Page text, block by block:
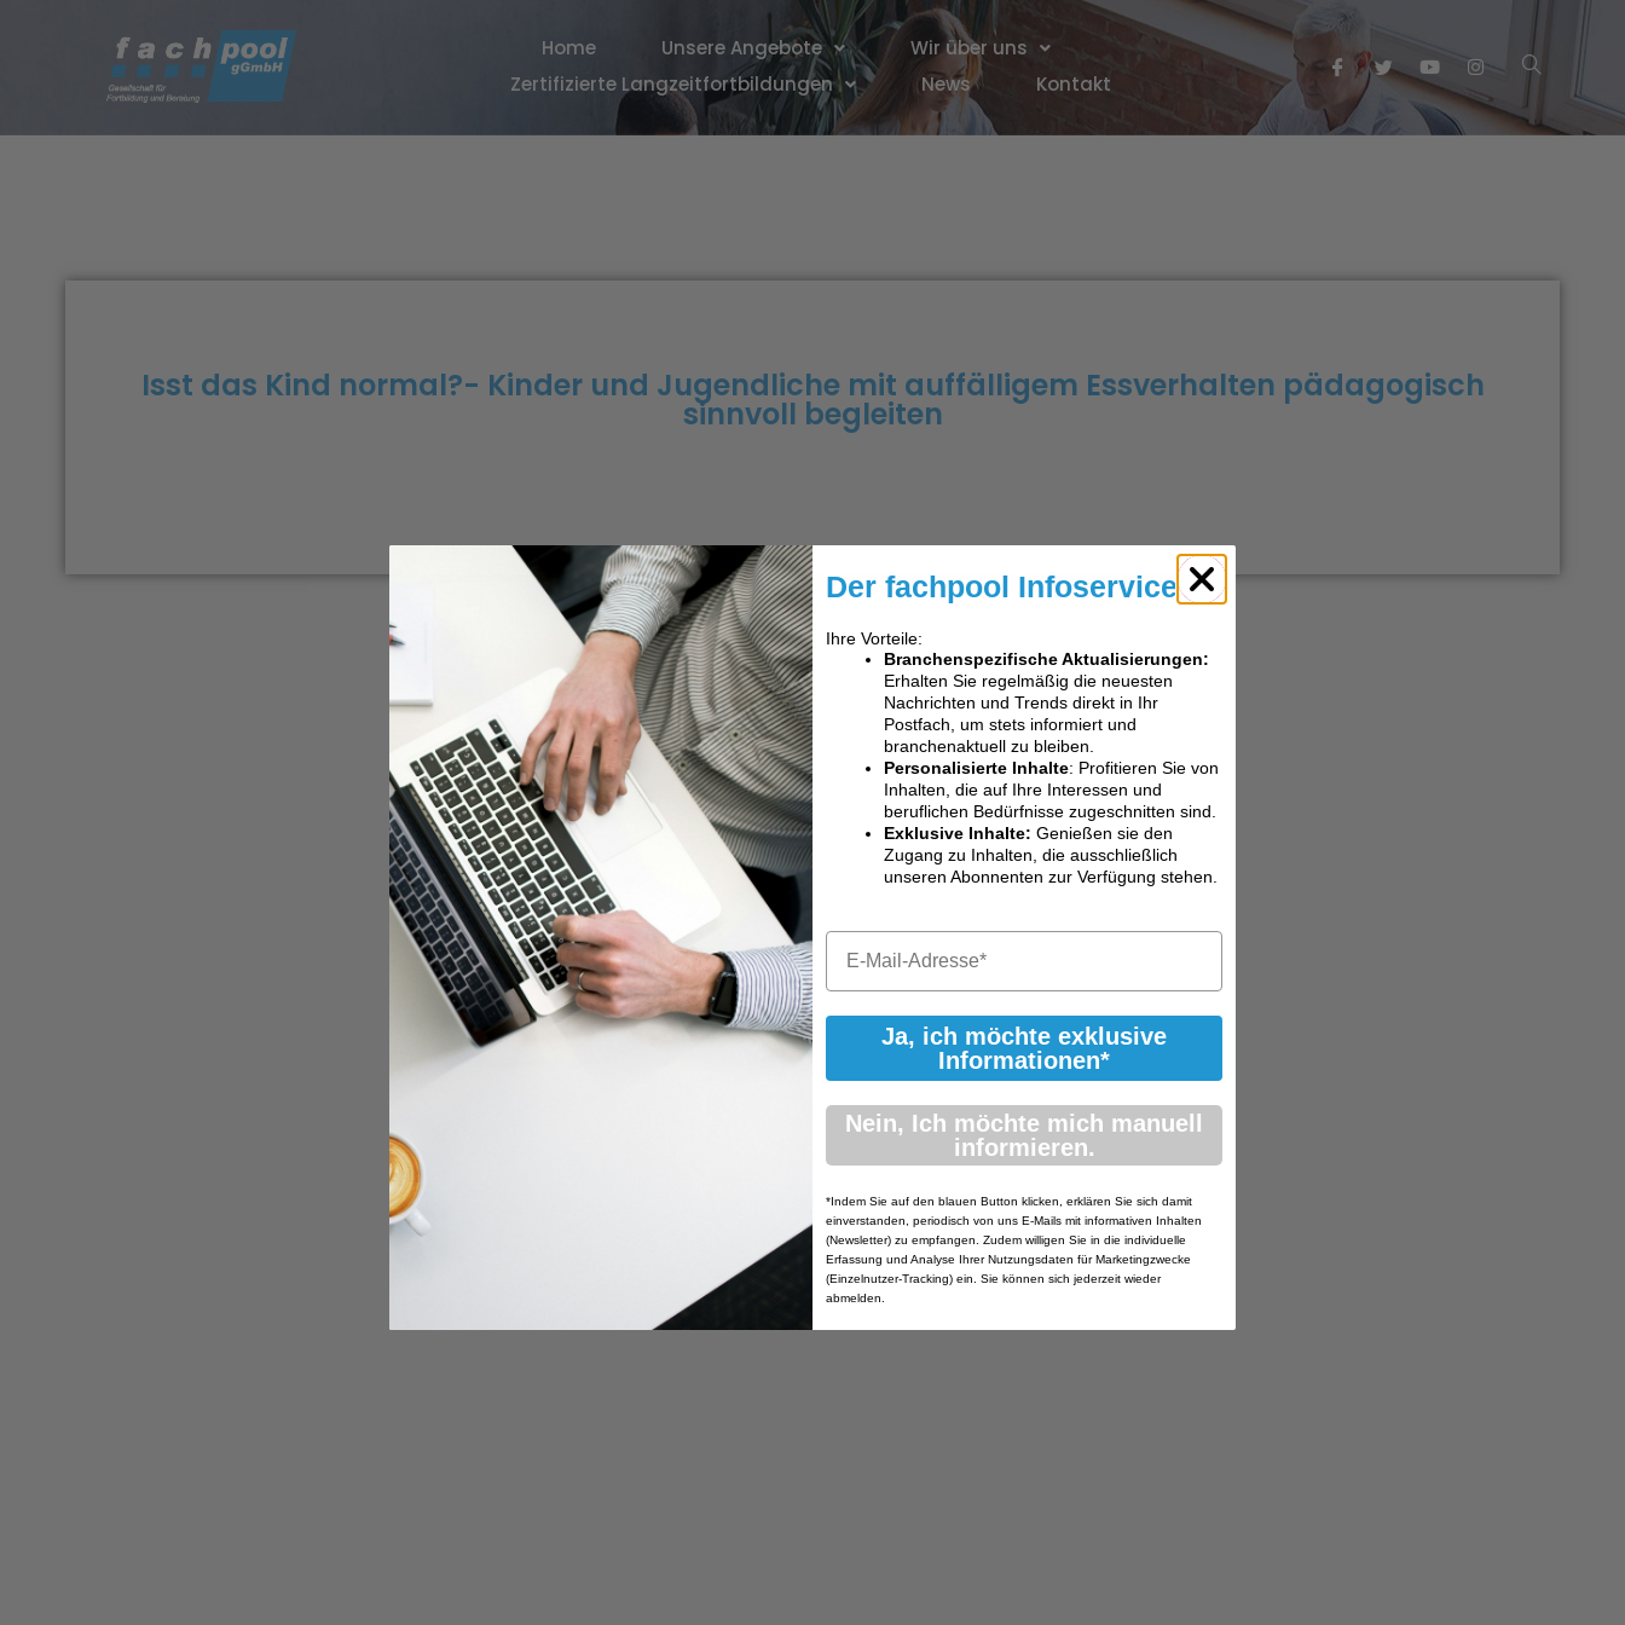
Home Unsere Angebote
Wir über uns
Zertifizierte Langzeitfortbildungen
News Kontakt
Isst das Kind normal?- Kinder und Jugendliche mit auffälligem Essverhalten pädagogisch
sinnvoll begleiten
Der fachpool Infoservice
Ihre Vorteile:
Branchenspezifische Aktualisierungen:
Erhalten Sie regelmäßig die neuesten
Nachrichten und Trends direkt in Ihr
Postfach, um stets informiert und
branchenaktuell zu bleiben.
Personalisierte Inhalte: Profitieren Sie von
Inhalten, die auf Ihre Interessen und
beruflichen Bedürfnisse zugeschnitten sind.
Exklusive Inhalte: Genießen sie den
Zugang zu Inhalten, die ausschließlich
unseren Abonnenten zur Verfügung stehen.
Ja, ich möchte exklusive
Informationen*
Nein, Ich möchte mich manuell
informieren.
*Indem Sie auf den blauen Button klicken, erklären Sie sich damit
einverstanden, periodisch von uns E-Mails mit informativen Inhalten
(Newsletter) zu empfangen. Zudem willigen Sie in die individuelle
Erfassung und Analyse Ihrer Nutzungsdaten für Marketingzwecke
(Einzelnutzer-Tracking) ein. Sie können sich jederzeit wieder
abmelden.